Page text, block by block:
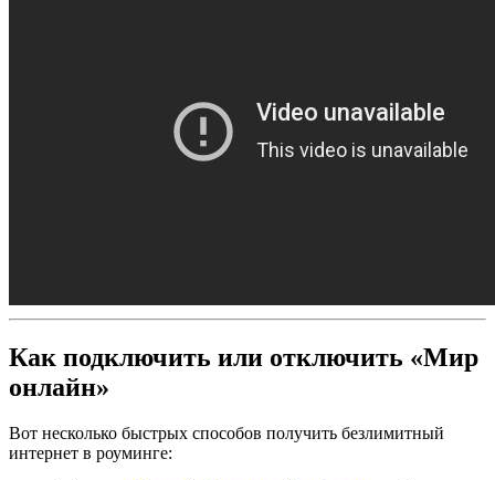
Как подключить или отключить «Мир
онлайн»
Вот несколько быстрых способов получить безлимитный
интернет в роуминге: